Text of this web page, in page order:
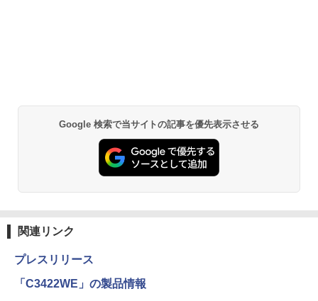
Google 検索で当サイトの記事を優先表示させる
関連リンク
プレスリリース
「C3422WE」の製品情報